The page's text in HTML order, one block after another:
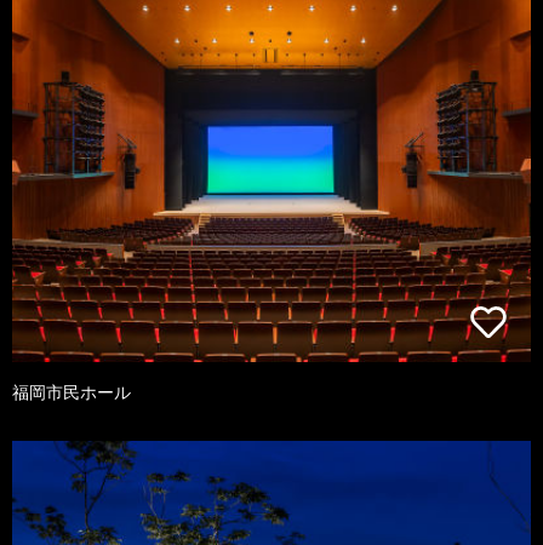
福岡市民ホール